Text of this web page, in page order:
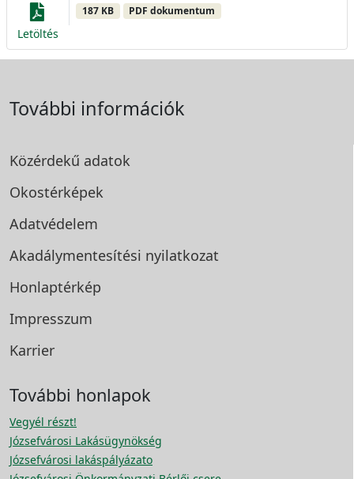
Letöltés
187 KB PDF dokumentum
További információk
Közérdekű adatok
Okostérképek
Adatvédelem
Akadálymentesítési nyilatkozat
Honlaptérkép
Impresszum
Karrier
További honlapok
Vegyél részt!
Józsefvárosi Lakásügynökség
Józsefvárosi lakáspályázato